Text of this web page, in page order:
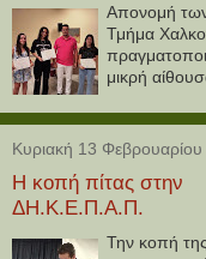
Απονομή
Τμήμα
μικρή
Κυριακή 13
Η κοπή πίτας στην
ΔΗ.Κ.Ε.Π.Α.Π.
Την κοπή